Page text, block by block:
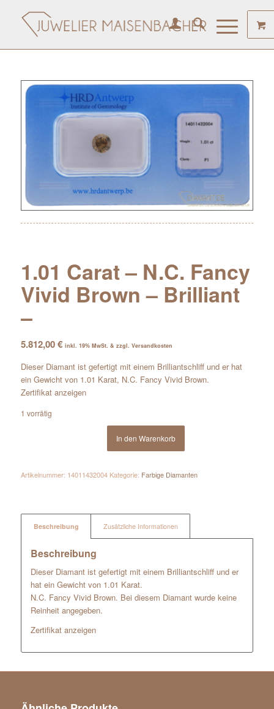
1.01 Carat – N.C. Fancy
Vivid Brown – Brilliant
–
5.812,00€ inkl. 19% MwSt. & zzgl. Versandkosten
Dieser Diamant ist gefertigt mit einem Brilliantschliff und er hat
ein Gewicht von 1.01 Karat, N.C. Fancy Vivid Brown.
Zertifikat anzeigen
1 vorrätig
In den Warenkorb
Artikelnummer: 14011432004 Kategorie: Farbige Diamanten
Beschreibung Zusätzliche Informationen
Beschreibung
Dieser Diamant ist gefertigt mit einem Brilliantschliff und er
hat ein Gewicht von 1.01 Karat.
N.C. Fancy Vivid Brown. Bei diesem Diamant wurde keine
Reinheit angegeben.
Zertifikat anzeigen